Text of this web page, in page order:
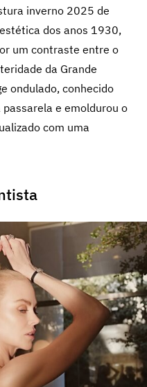
inverno 2025 de
dos anos 1930,
um contraste entre o
da Grande
ondulado, conhecido
e emoldurou o
com uma